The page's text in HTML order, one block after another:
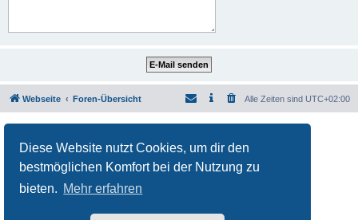
Diese Website nutzt Cookies, um dir den
bestmöglichen Komfort bei der Nutzung zu
bieten. Mehr erfahren
Webseite Foren-Übersicht Alle Zeiten sind UTC+02:00
Deutsche Übersetzung durchphpBB.de
Nutzungsbedingungen